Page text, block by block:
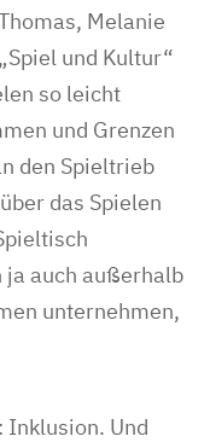
Melanie
und Kultur“
so leicht
und Grenzen
den Spieltrieb
das Spielen
ja auch außerhalb
unternehmen,
Inklusion. Und